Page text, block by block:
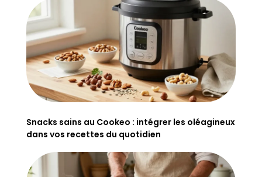
Snacks sains au Cookeo : intégrer les oléagineux
dans vos recettes du quotidien